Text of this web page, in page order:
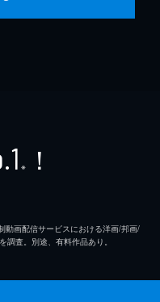
※ ！
画配信サービスにおける洋画/邦画/
査。別途、有料作品あり。